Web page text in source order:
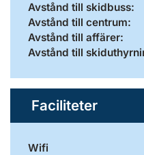
Avstånd till skidbuss:
Avstånd till centrum:
Avstånd till affärer:
Avstånd till
Faciliteter
Wifi